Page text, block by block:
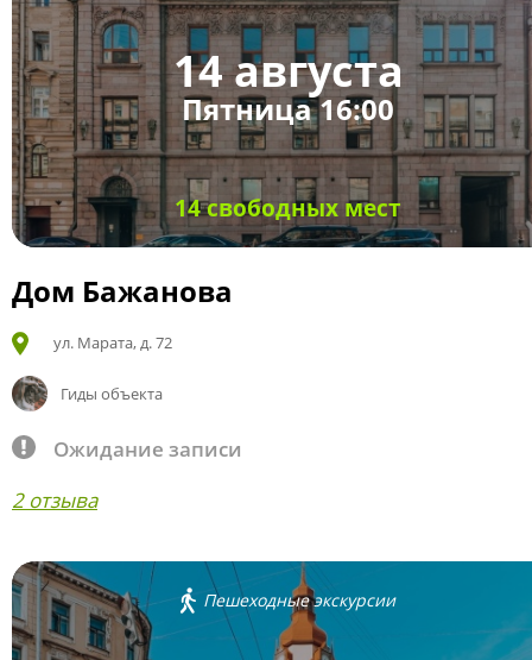
14 августа
Пятница 16:00
14 свободных мест
Дом Бажанова
ул. Марата, д. 72
Гиды объекта
Ожидание записи
2 отзыва
Пешеходные экскурсии